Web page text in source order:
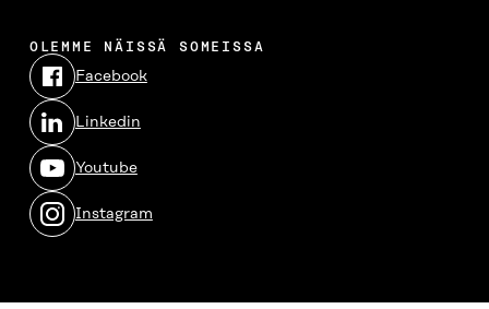
OLEMME NÄISSÄ SOMEISSA
Facebook
Avautuu
uudessa
ikkunassaLinkedin
Avautuu
uudessa
ikkunassaYoutube
Avautuu
uudessa
ikkunassaInstagram
Avautuu
uudessa